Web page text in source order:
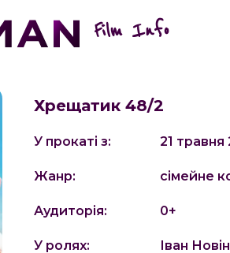
Film Info
Хрещатик 48/2
У прокаті з: 21 травня
Жанр: сімейне
Аудиторія: 0+
У ролях:
Іван